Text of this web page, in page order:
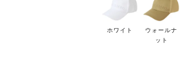
ホワイト
ウォールナ
ット